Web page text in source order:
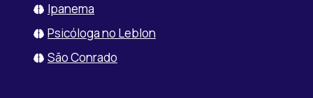
Ipanema
Psicóloga no Leblon
São Conrado